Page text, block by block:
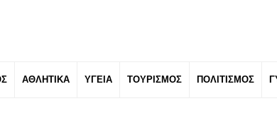
ΑΘΛΗΤΙΚΑ ΥΓΕΙΑ ΤΟΥΡΙΣΜΟΣ ΠΟΛΙΤΙΣΜΟΣ